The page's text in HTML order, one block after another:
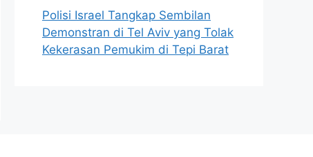
Polisi Israel Tangkap Sembilan
Demonstran di Tel Aviv yang Tolak
Kekerasan Pemukim di Tepi Barat